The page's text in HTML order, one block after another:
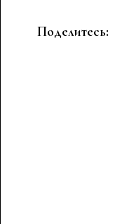
Поделитесь: